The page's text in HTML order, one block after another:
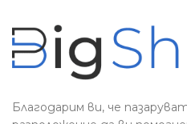
Благодарим ви, че